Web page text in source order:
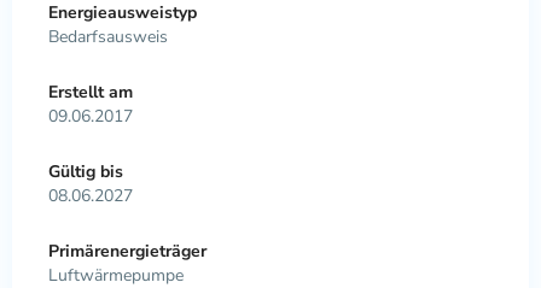
Energie­ausweistyp
Bedarfsausweis
Erstellt am
09.06.2017
Gültig bis
08.06.2027
Primärenergieträger
Luftwärmepumpe